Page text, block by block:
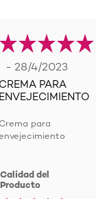
- 28/4/2023
CREMA PARA
ENVEJECIMIENTO
Crema para
Calidad del
Producto